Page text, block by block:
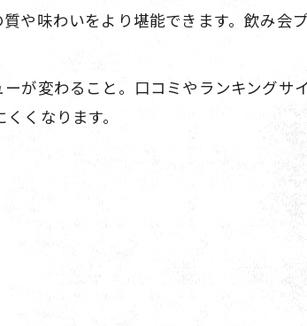
や味わいをより堪能できます。飲み会
が変わること。口コミやランキングサ
くなります。